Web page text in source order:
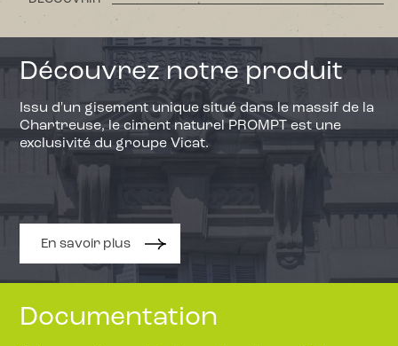
Découvrez notre produit
Issu d'un gisement unique situé dans le massif de la
Chartreuse, le ciment naturel PROMPT est une
exclusivité du groupe Vicat.
En savoir plus
Documentation